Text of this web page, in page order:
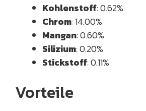
Kohlenstoff: 0.62%
Chrom: 14.00%
Mangan: 0.60%
Silizium: 0.20%
Stickstoff: 0.11%
Vorteile